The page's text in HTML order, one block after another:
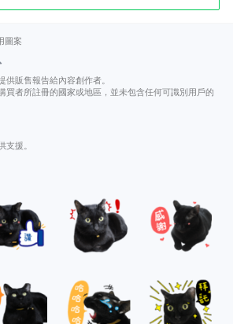
圖案
供販售報告給內容創作者。
買者所註冊的國家或地區，並未包含任何可識別用戶的
支援。